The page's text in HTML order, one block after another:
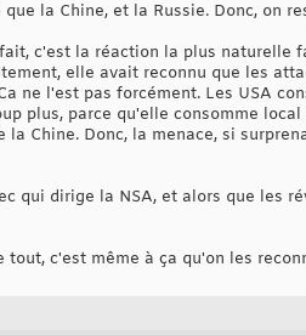
la Chine, et la Russie. Donc, on
c'est la réaction la plus naturelle
elle avait reconnu que les
ne l'est pas forcément. Les USA
plus, parce qu'elle consomme
Chine. Donc, la menace, si
qui dirige la NSA, et alors que les
tout, c'est même à ça qu'on les